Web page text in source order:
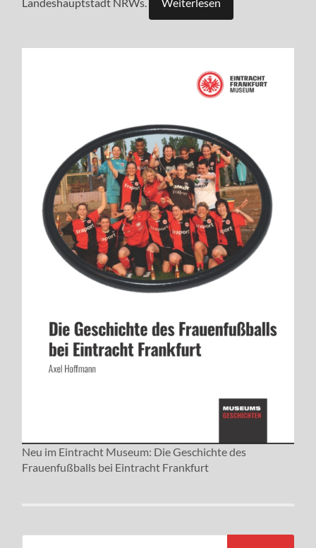
Landeshauptstadt NRWs.
Weiterlesen
Neu im Eintracht Museum: Die Geschichte des
Frauenfußballs bei Eintracht Frankfurt